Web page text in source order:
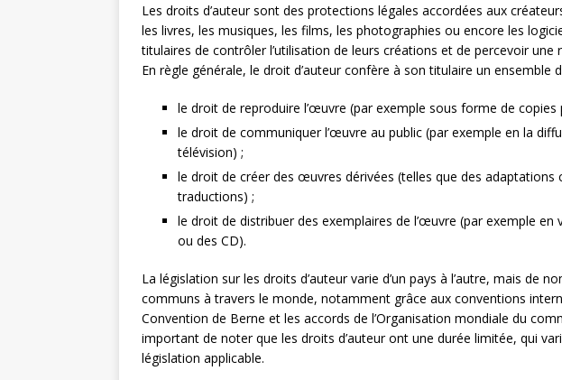
Les droits d’auteur sont des protections légales accordées aux
les livres, les musiques, les films, les photographies ou encore les
titulaires de contrôler l’utilisation de leurs créations et de percevoir
En règle générale, le droit d’auteur confère à son titulaire un ensemble
le droit de reproduire l’œuvre (par exemple sous forme de copies
le droit de communiquer l’œuvre au public (par exemple en la
télévision) ;
le droit de créer des œuvres dérivées (telles que des adaptations
traductions) ;
le droit de distribuer des exemplaires de l’œuvre (par exemple en
ou des CD).
La législation sur les droits d’auteur varie d’un pays à l’autre, mais de
communs à travers le monde, notamment grâce aux conventions
Convention de Berne et les accords de l’Organisation mondiale du
important de noter que les droits d’auteur ont une durée limitée, qui
législation applicable.